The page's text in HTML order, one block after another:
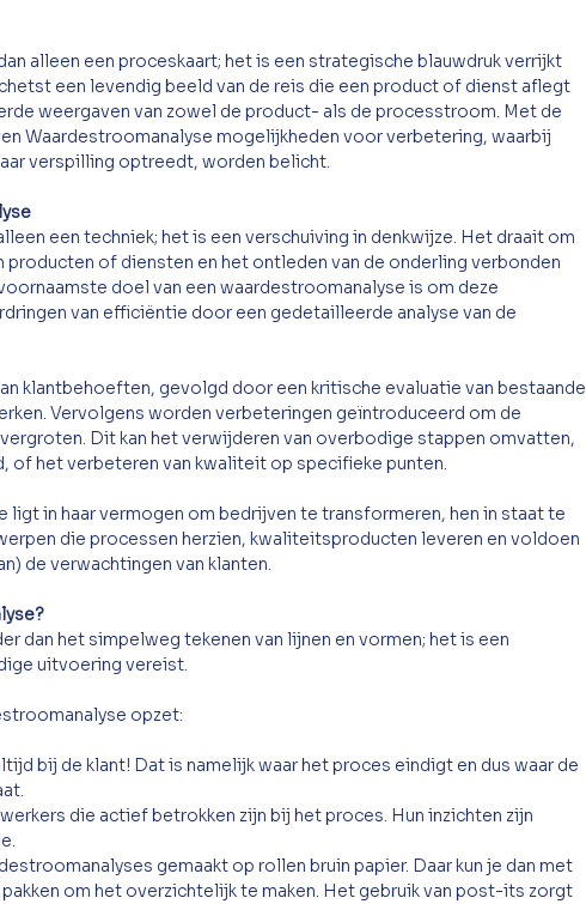
alleen een proceskaart; het is een strategische blauwdruk verrijkt
een levendig beeld van de reis die een product of dienst aflegt
weergaven van zowel de product- als de processtroom. Met de
Waardestroomanalyse mogelijkheden voor verbetering, waarbij
verspilling optreedt, worden belicht.
een techniek; het is een verschuiving in denkwijze. Het draait om
producten of diensten en het ontleden van de onderling verbonden
doel van een waardestroomanalyse is om deze
van efficiëntie door een gedetailleerde analyse van de
klantbehoeften, gevolgd door een kritische evaluatie van bestaande
Vervolgens worden verbeteringen geïntroduceerd om de
Dit kan het verwijderen van overbodige stappen omvatten,
of het verbeteren van kwaliteit op specifieke punten.
ligt in haar vermogen om bedrijven te transformeren, hen in staat te
die processen herzien, kwaliteitsproducten leveren en voldoen
de verwachtingen van klanten.
dan het simpelweg tekenen van lijnen en vormen; het is een
uitvoering vereist.
opzet:
bij de klant! Dat is namelijk waar het proces eindigt en dus waar de
die actief betrokken zijn bij het proces. Hun inzichten zijn
gemaakt op rollen bruin papier. Daar kun je dan met
om het overzichtelijk te maken. Het gebruik van post-its zorgt